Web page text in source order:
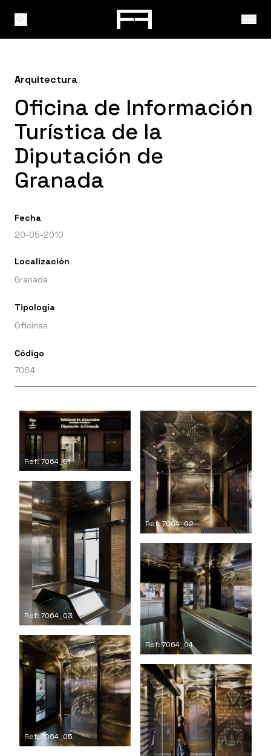
Arquitectura
Oficina de Información
Turística de la
Diputación de
Granada
Fecha
20-05-2010
Localización
Granada
Tipología
Oficinas
Código
7064
Ref: 7064_01
Ref: 7064_02
Ref: 7064_03
Ref: 7064_04
Ref: 7064_05